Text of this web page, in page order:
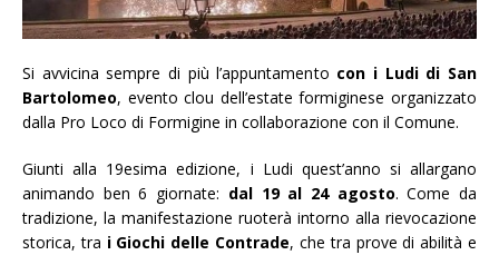
Si avvicina sempre di più l’appuntamento con i Ludi di San
Bartolomeo, evento clou dell’estate formiginese organizzato
dalla Pro Loco di Formigine in collaborazione con il Comune.
Giunti alla 19esima edizione, i Ludi quest’anno si allargano
animando ben 6 giornate: dal 19 al 24 agosto. Come da
tradizione, la manifestazione ruoterà intorno alla rievocazione
storica, tra i Giochi delle Contrade, che tra prove di abilità e